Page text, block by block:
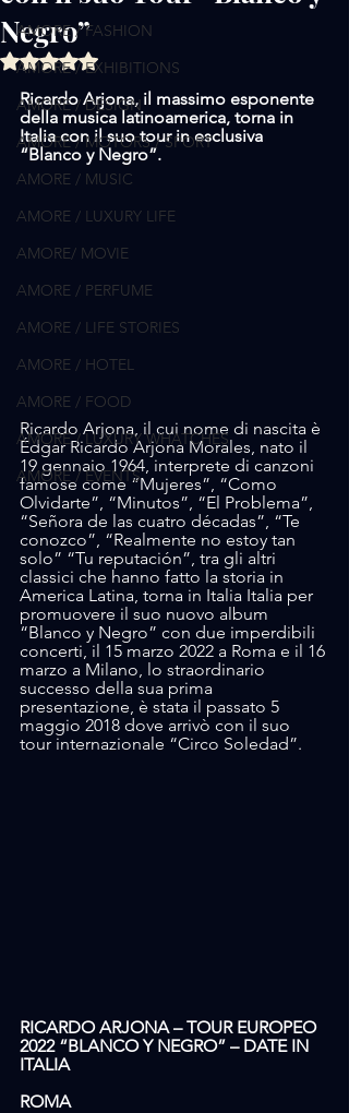
AMORE / FASHION
AMORE / EXHIBITIONS
AMORE / DESIGN
AMORE / MOTORS / SPORT
AMORE / MUSIC
AMORE / LUXURY LIFE
AMORE/ MOVIE
AMORE / PERFUME
AMORE / LIFE STORIES
AMORE / HOTEL
AMORE / FOOD
AMORE / LUXURY WHATCHES
AMORE / EVENTS
Negro”
Valutazione NaN stelle su 5.
Ricardo Arjona, il massimo esponente
della musica latinoamerica, torna in
Italia con il suo tour in esclusiva
“Blanco y Negro”.
Ricardo Arjona, il cui nome di nascita è
Édgar Ricardo Arjona Morales, nato il
19 gennaio 1964, interprete di canzoni
famose come “Mujeres”, “Como
Olvidarte”, “Minutos”, “El Problema”,
“Señora de las cuatro décadas”, “Te
conozco”, “Realmente no estoy tan
solo” “Tu reputación”, tra gli altri
classici che hanno fatto la storia in
America Latina, torna in Italia Italia per
promuovere il suo nuovo album
“Blanco y Negro” con due imperdibili
concerti, il 15 marzo 2022 a Roma e il 16
marzo a Milano, lo straordinario
successo della sua prima
presentazione, è stata il passato 5
maggio 2018 dove arrivò con il suo
tour internazionale “Circo Soledad”.
RICARDO ARJONA – TOUR EUROPEO
2022 “BLANCO Y NEGRO” – DATE IN
ITALIA
ROMA